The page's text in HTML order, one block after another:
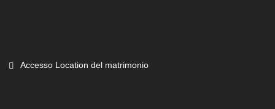
Accesso Location del matrimonio